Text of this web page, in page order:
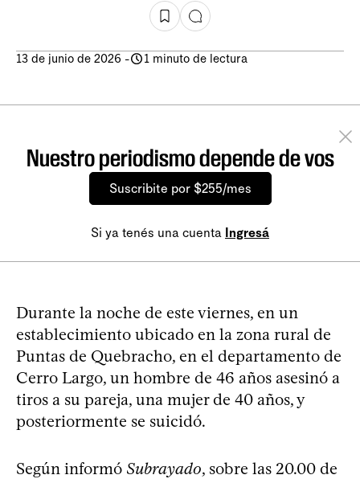
13 de junio de 2026 - 1 minuto de lectura
Nuestro periodismo depende de vos
Suscribite por $255/mes
Si ya tenés una cuenta Ingresá
Durante la noche de este viernes, en un
establecimiento ubicado en la zona rural de
Puntas de Quebracho, en el departamento de
Cerro Largo, un hombre de 46 años asesinó a
tiros a su pareja, una mujer de 40 años, y
posteriormente se suicidó.
Según informó Subrayado, sobre las 20.00 de